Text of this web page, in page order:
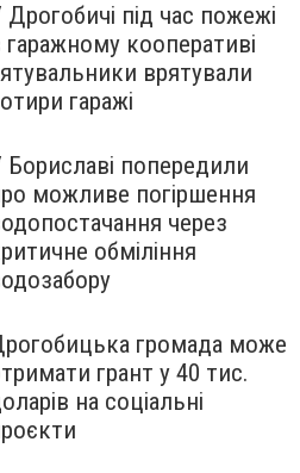
Дрогобичі під час пожежі
гаражному кооперативі
врятували
гаражі
Бориславі попередили
можливе погіршення
через
обміління
громада може
грант у 40 тис.
на соціальні